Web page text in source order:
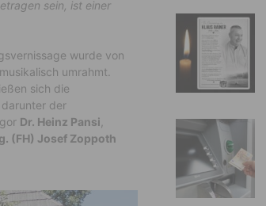
sein, ist einer
wurde von
umrahmt.
sich die
der
Dr. Heinz Pansi
(FH) Josef Zoppoth